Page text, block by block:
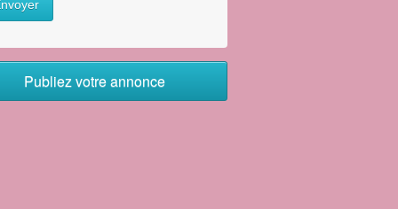
Publiez votre annonce